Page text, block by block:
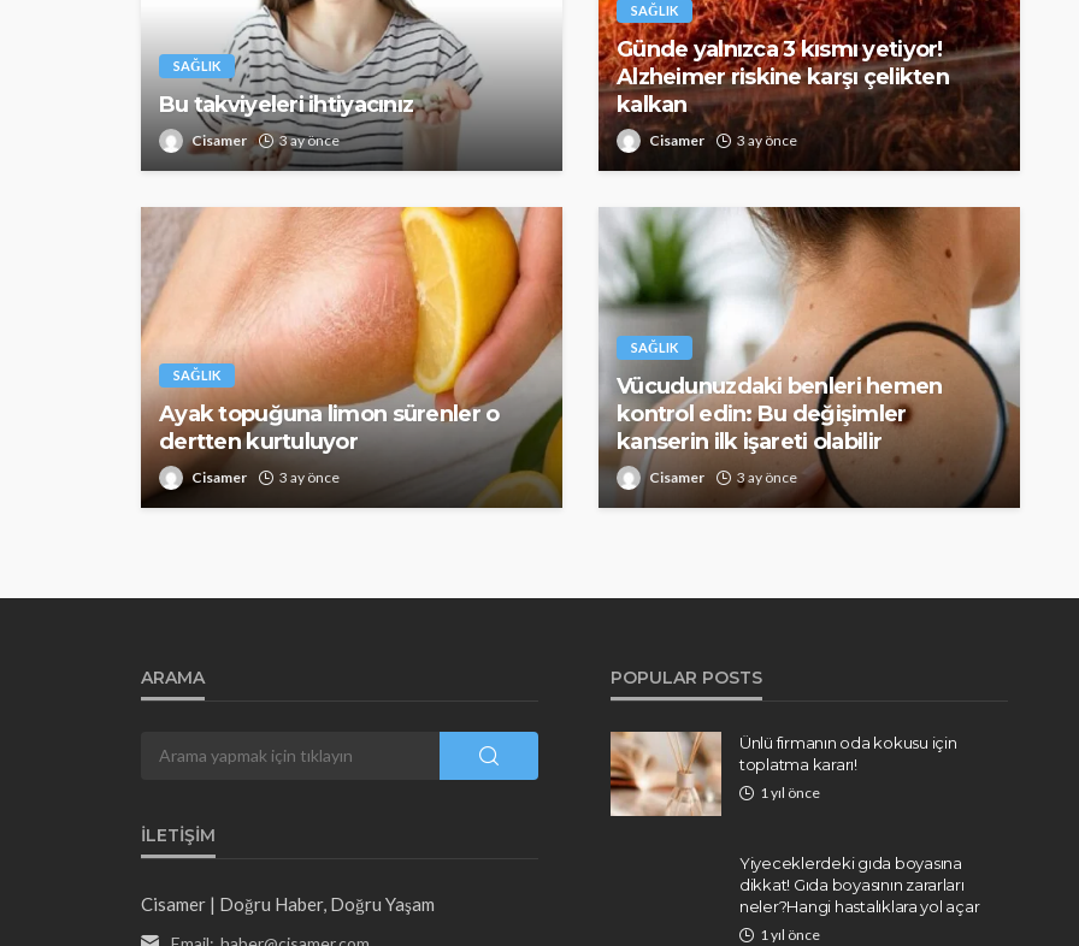
SAĞLIK
Bu takviyeleri ihtiyacınız
Cisamer 3 ay önce
SAĞLIK
Günde yalnızca 3 kısmı yetiyor!
Alzheimer riskine karşı çelikten
kalkan
Cisamer 3 ay önce
SAĞLIK
Ayak topuğuna limon sürenler o
dertten kurtuluyor
Cisamer 3 ay önce
SAĞLIK
Vücudunuzdaki benleri hemen
kontrol edin: Bu değişimler
kanserin ilk işareti olabilir
Cisamer 3 ay önce
SAĞLIK
Günde yalnızca 3 kısmı
karşı çelikten kalkan
Cisamer 3 ay önce 390
SAĞLIK
mamasına toplatma kararı
Cisamer 3 ay önce
ARAMA
İLETIŞIM
Cisamer | Doğru Haber, Doğru Yaşam
POPULAR POSTS
Ünlü firmanın oda kokusu için
toplatma kararı!
1 yıl önce
Yiyeceklerdeki gıda boyasına
dikkat! Gıda boyasının zararları
neler?Hangi hastalıklara yol açar
1 yıl önce